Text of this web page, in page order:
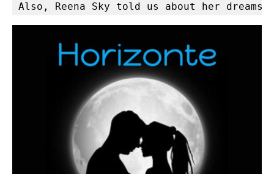
Also, Reena Sky told us about her